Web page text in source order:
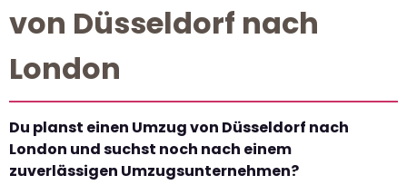
von Düsseldorf nach
London
Du planst einen Umzug von Düsseldorf nach
London und suchst noch nach einem
zuverlässigen Umzugsunternehmen?